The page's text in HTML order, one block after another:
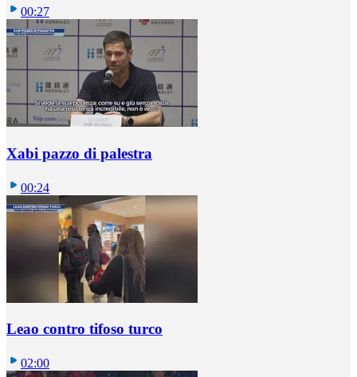
00:27
Xabi pazzo di palestra
00:24
Leao contro tifoso turco
02:00